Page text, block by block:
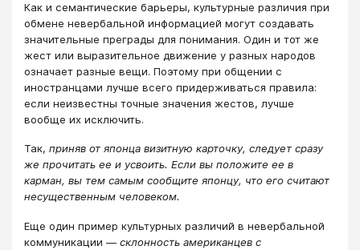
Как и семантические барьеры, культурные различия при
обмене невербальной информацией могут создавать
значительные преграды для понимания. Один и тот же
жест или выразительное движение у разных народов
означает разные вещи. Поэтому при общении с
иностранцами лучше всего придерживаться правила:
если неизвестны точные значения жестов, лучше
вообще их исключить.
Так, приняв от японца визитную карточку, следует сразу
же прочитать ее и усвоить. Если вы положите ее в
карман, вы тем самым сообщите японцу, что его считают
несущественным человеком.
Еще один пример культурных различий в невербальной
коммуникации —склонность американцев с